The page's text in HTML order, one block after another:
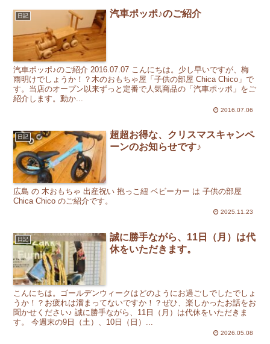
日記 汽車ポッポ♪のご紹介
汽車ポッポ♪のご紹介 2016.07.07 こんにちは。少し早いですが、梅
雨明けでしょうか！？木のおもちゃ屋「子供の部屋 Chica Chico」で
す。当店のオープン以来ずっと定番で人気商品の「汽車ポッポ」をご
紹介します。動か...
2016.07.06
日記
超超お得な、クリスマスキャンペ
ーンのお知らせです♪
広島 の 木おもちゃ 出産祝い 抱っこ紐 ベビーカー は 子供の部屋
Chica Chico のご紹介です。
2025.11.23
日記
誠に勝手ながら、11日（月）は代
休をいただきます。
こんにちは。ゴールデンウィークはどのようにお過ごしでしたでしょ
うか！？お疲れは溜まってないですか！？ぜひ、楽しかったお話をお
聞かせください♪ 誠に勝手ながら、11日（月）は代休をいただきま
す。 今週末の9日（土）、10日（日）...
2026.05.08